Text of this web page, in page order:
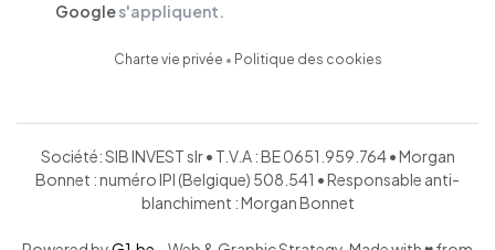
Googles'appliquent.
Charte vie privée • Politique des cookies
Société: SIB INVEST slr • T.V.A : BE 0651.959.764 • Morgan
Bonnet : numéro IPI (Belgique) 508.541 • Responsable anti-
blanchiment : Morgan Bonnet